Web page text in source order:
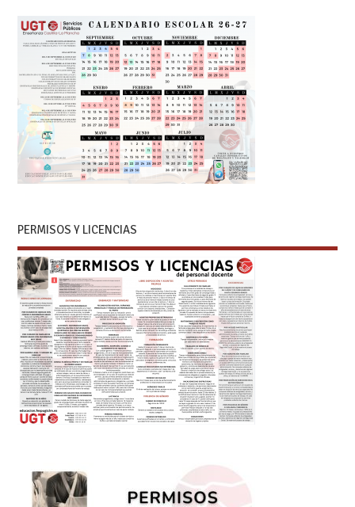
PERMISOS Y LICENCIAS